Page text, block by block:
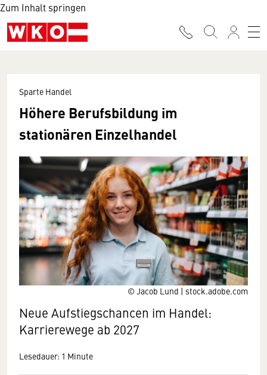
Zum Inhalt springen
© Jacob Lund | stock.adobe.com
Sparte Handel
Höhere Berufsbildung im
stationären Einzelhandel
Neue Aufstiegschancen im Handel:
Karrierewege ab 2027
Lesedauer: 1 Minute